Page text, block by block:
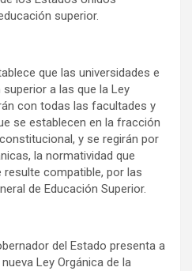
superior.
que las universidades e
a las que la Ley
con todas las facultades y
se establecen en la fracción
y se regirán por
la normatividad que
resulte compatible, por las
de Educación Superior.
del Estado presenta a
Ley Orgánica de la